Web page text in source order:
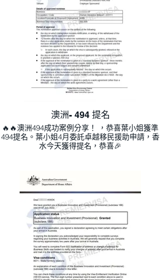
澳洲- 494 提名
🔥🔥澳洲494成功案例分享！ ，恭喜葉小姐獲準
494提名。葉小姐4月委託卓越移民援助申請，香
水今天獲得提名，恭喜🎉